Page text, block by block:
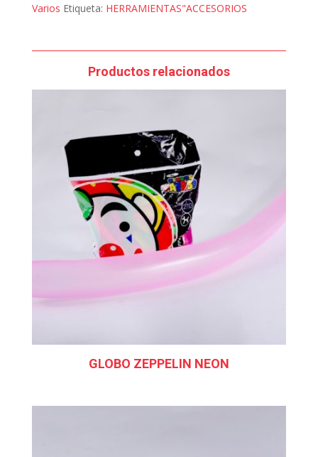
Varios Etiqueta: HERRAMIENTAS"ACCESORIOS
Productos relacionados
GLOBO ZEPPELIN NEON